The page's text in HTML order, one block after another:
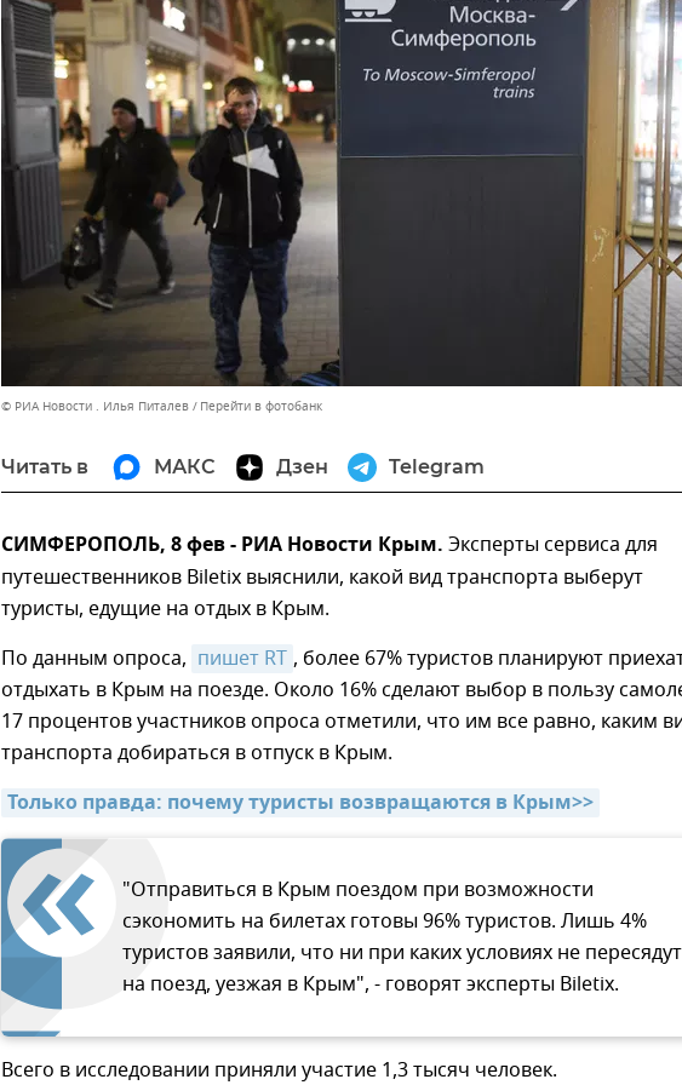
© РИА Новости . Илья Питалев Перейти в фотобанк
Читать в МАКС Дзен Telegram
СИМФЕРОПОЛЬ, 8 фев - РИА Новости Крым. Эксперты сервиса для
путешественников Biletix выяснили, какой вид транспорта выберут
туристы, едущие на отдых в Крым.
По данным опроса, пишет RT , более 67% туристов планируют
отдыхать в Крым на поезде. Около 16% сделают выбор в пользу
17 процентов участников опроса отметили, что им все равно, каким
транспорта добираться в отпуск в Крым.
Только правда: почему туристы возвращаются в Крым>>
"Отправиться в Крым поездом при возможности
сэкономить на билетах готовы 96% туристов. Лишь 4%
туристов заявили, что ни при каких условиях не пересядут
на поезд, уезжая в Крым", - говорят эксперты Biletix.
Всего в исследовании приняли участие 1,3 тысяч человек.